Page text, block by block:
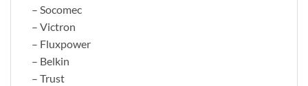
– Socomec
– Victron
– Fluxpower
– Belkin
– Trust